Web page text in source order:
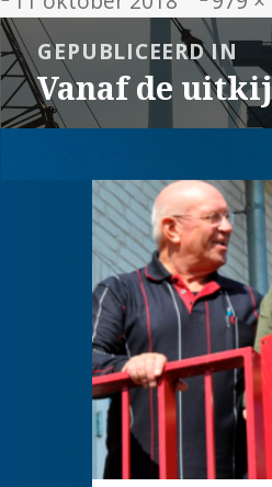
op
Bericht
navigatieGEPUBLICEERD IN
Vanaf de